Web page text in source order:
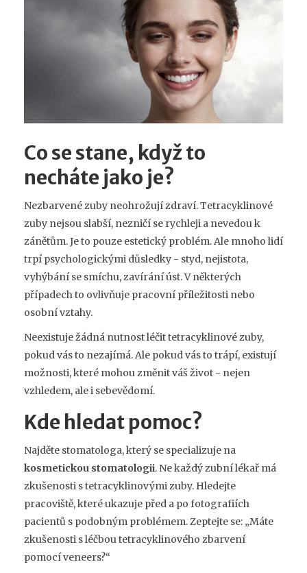
Co se stane, když to
necháte jako je?
Nezbarvené zuby neohrožují zdraví. Tetracyklinové
zuby nejsou slabší, nezničí se rychleji a nevedou k
zánětům. Je to pouze estetický problém. Ale mnoho lidí
trpí psychologickými důsledky - styd, nejistota,
vyhýbání se smíchu, zavírání úst. V některých
případech to ovlivňuje pracovní příležitosti nebo
osobní vztahy.
Neexistuje žádná nutnost léčit tetracyklinové zuby,
pokud vás to nezajímá. Ale pokud vás to trápí, existují
možnosti, které mohou změnit váš život - nejen
vzhledem, ale i sebevědomí.
Kde hledat pomoc?
Najděte stomatologa, který se specializuje na
kosmetickou stomatologii. Ne každý zubní lékař má
zkušenosti s tetracyklinovými zuby. Hledejte
pracoviště, které ukazuje před a po fotografiích
pacientů s podobným problémem. Zeptejte se: „Máte
zkušenosti s léčbou tetracyklinového zbarvení
pomocí veneers?“